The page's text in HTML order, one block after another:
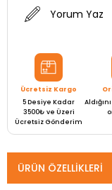
Yorum Yaz
Ücretsiz Kargo
5 Desiye Kadar
3500₺ ve Üzeri
Ücretsiz Gönderim
ÜRÜN ÖZELLIKLERI